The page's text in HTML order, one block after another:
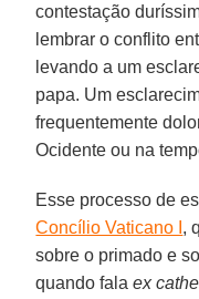
contestação
lembrar o conflito
levando a um
papa. Um
frequentemente
Ocidente ou na
Esse processo de
Concílio Vaticano I ,
sobre o primado e
quando falaex